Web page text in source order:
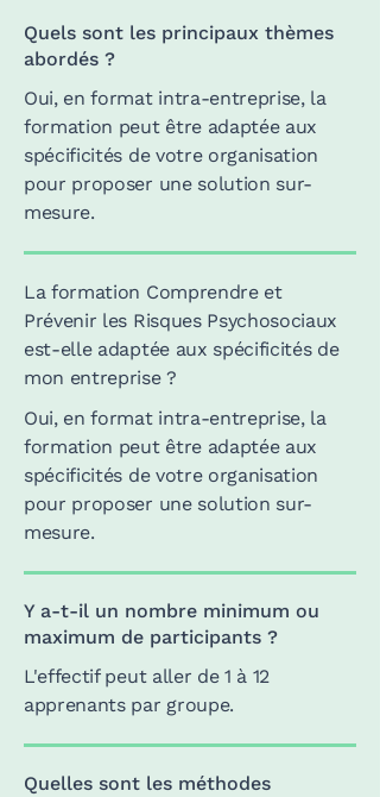
Quels sont les principaux thèmes
abordés ?
Oui, en format intra-entreprise, la
formation peut être adaptée aux
spécificités de votre organisation
pour proposer une solution sur-
mesure.
La formation Comprendre et
Prévenir les Risques Psychosociaux
est-elle adaptée aux spécificités de
mon entreprise ?
Oui, en format intra-entreprise, la
formation peut être adaptée aux
spécificités de votre organisation
pour proposer une solution sur-
mesure.
Y a-t-il un nombre minimum ou
maximum de participants ?
L'effectif peut aller de 1 à 12
apprenants par groupe.
Quelles sont les méthodes